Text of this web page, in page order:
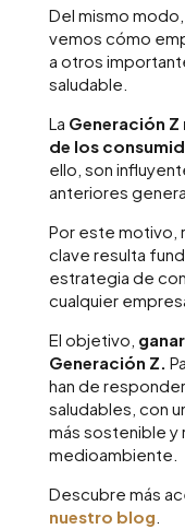
Del mismo
vemos cómo
a otros
saludable.
La Generación
de los
ello, son
anteriores
Por este motivo,
clave resulta
estrategia de
cualquier
El objetivo,
Generación Z.
han de
saludables, con
más sostenible y
medioambiente.
Descubre más
nuestro blog